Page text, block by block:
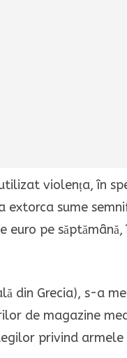
violența, în
sume
euro pe
din Grecia), s-a
de magazine
privind